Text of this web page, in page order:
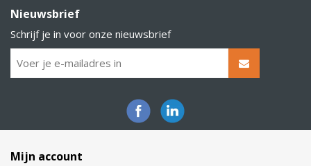
Nieuwsbrief
Schrijf je in voor onze nieuwsbrief
Mijn account